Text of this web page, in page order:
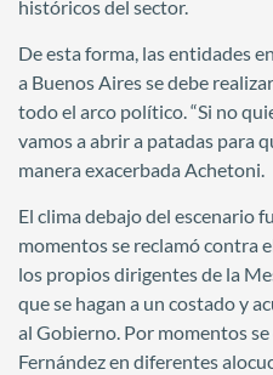
históricos del sector.
De esta forma, las entidades
a Buenos Aires se debe
todo el arco político. “Si no
vamos a abrir a patadas para
manera exacerbada Achetoni.
El clima debajo del escenario
momentos se reclamó contra
los propios dirigentes de la
que se hagan a un costado y
al Gobierno. Por momentos
Fernández en diferentes